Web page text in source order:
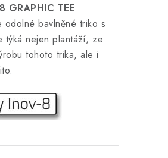
GRAPHIC TEE
odolné bavlněné triko s
týká nejen plantáží, ze
tohoto trika, ale i